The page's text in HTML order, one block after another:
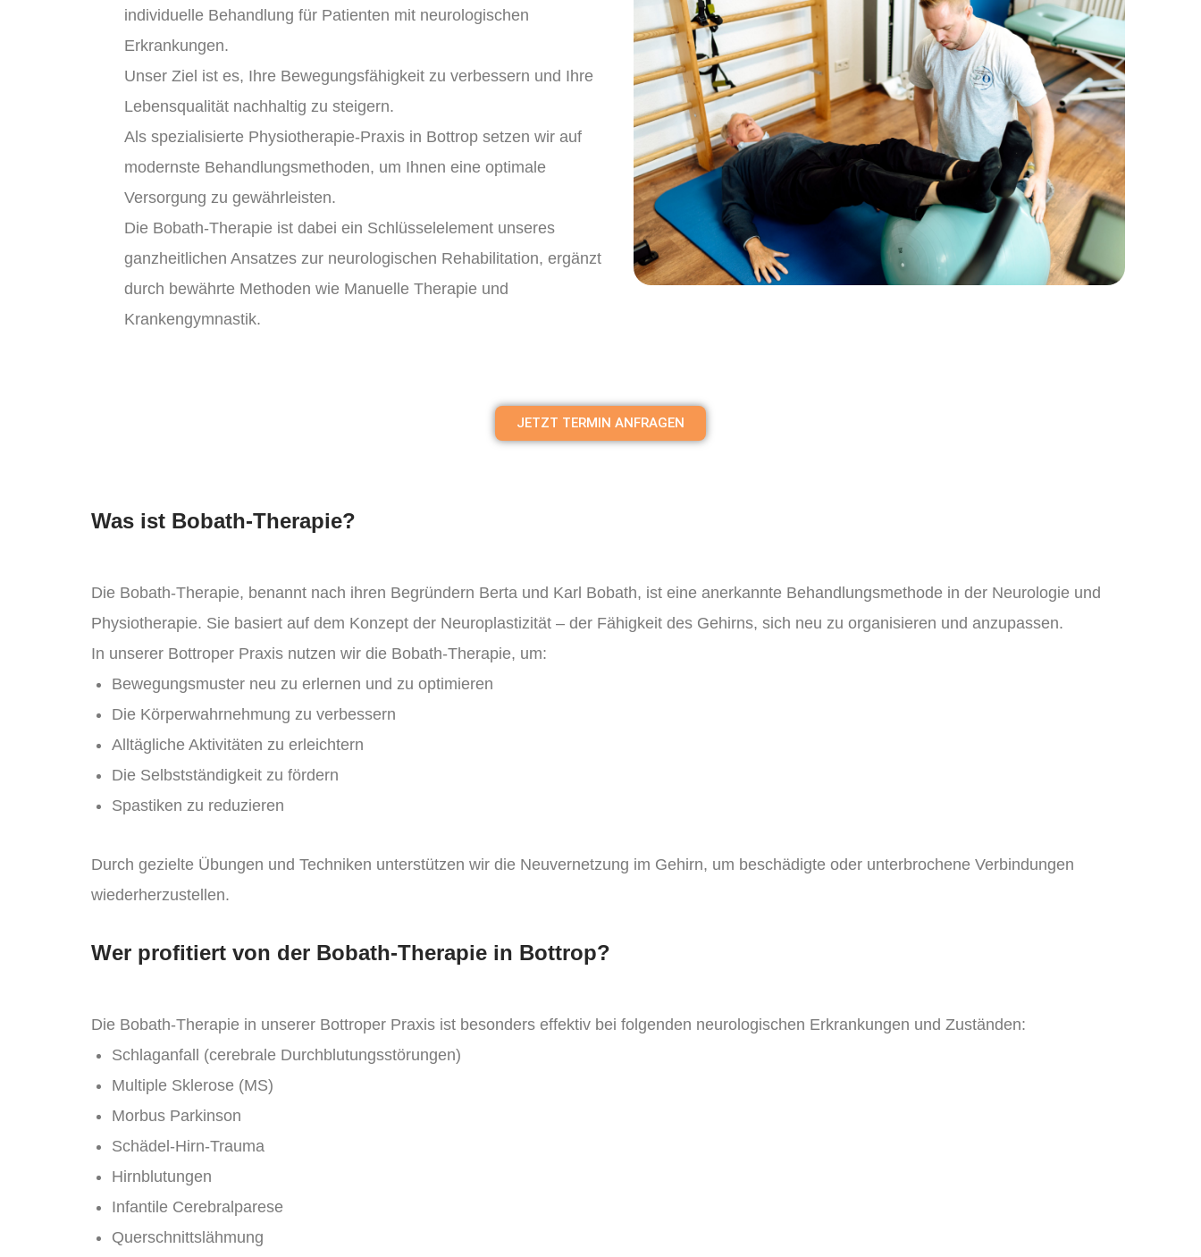
individuelle Behandlung für Patienten mit neurologischen
Erkrankungen.
Unser Ziel ist es, Ihre Bewegungsfähigkeit zu verbessern und Ihre
Lebensqualität nachhaltig zu steigern.
Als spezialisierte Physiotherapie-Praxis in Bottrop setzen wir auf
modernste Behandlungsmethoden, um Ihnen eine optimale
Versorgung zu gewährleisten.
Die Bobath-Therapie ist dabei ein Schlüsselelement unseres
ganzheitlichen Ansatzes zur neurologischen Rehabilitation, ergänzt
durch bewährte Methoden wie Manuelle Therapie und
Krankengymnastik.
JETZT TERMIN ANFRAGEN
Was ist Bobath-Therapie?
Die Bobath-Therapie, benannt nach ihren Begründern Berta und Karl Bobath, ist eine anerkannte Behandlungsmethode in der Neurologie und
Physiotherapie. Sie basiert auf dem Konzept der Neuroplastizität – der Fähigkeit des Gehirns, sich neu zu organisieren und anzupassen.
In unserer Bottroper Praxis nutzen wir die Bobath-Therapie, um:
Bewegungsmuster neu zu erlernen und zu optimieren
Die Körperwahrnehmung zu verbessern
Alltägliche Aktivitäten zu erleichtern
Die Selbstständigkeit zu fördern
Spastiken zu reduzieren
Durch gezielte Übungen und Techniken unterstützen wir die Neuvernetzung im Gehirn, um beschädigte oder unterbrochene Verbindungen
wiederherzustellen.
Wer profitiert von der Bobath-Therapie in Bottrop?
Die Bobath-Therapie in unserer Bottroper Praxis ist besonders effektiv bei folgenden neurologischen Erkrankungen und Zuständen:
Schlaganfall (cerebrale Durchblutungsstörungen)
Multiple Sklerose (MS)
Morbus Parkinson
Schädel-Hirn-Trauma
Hirnblutungen
Infantile Cerebralparese
Querschnittslähmung